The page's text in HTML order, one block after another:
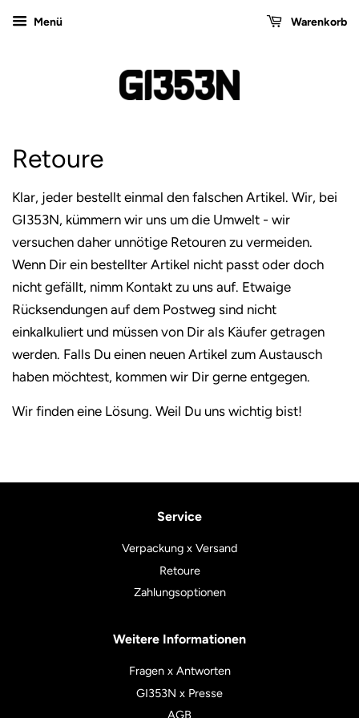
Menü Warenkorb
Retoure
Klar, jeder bestellt einmal den falschen Artikel. Wir, bei
GI353N, kümmern wir uns um die Umwelt - wir
versuchen daher unnötige Retouren zu vermeiden.
Wenn Dir ein bestellter Artikel nicht passt oder doch
nicht gefällt, nimm Kontakt zu uns auf. Etwaige
Rücksendungen auf dem Postweg sind nicht
einkalkuliert und müssen von Dir als Käufer getragen
werden. Falls Du einen neuen Artikel zum Austausch
haben möchtest, kommen wir Dir gerne entgegen.
Wir finden eine Lösung. Weil Du uns wichtig bist!
Service
Verpackung x Versand
Retoure
Zahlungsoptionen
Weitere Informationen
Fragen x Antworten
GI353N x Presse
AGB